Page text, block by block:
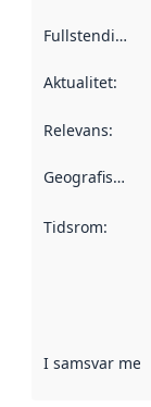
Fullstendigheit
Aktualitet:
Relevans:
Geografisk område
Tidsrom:
I samsvar med